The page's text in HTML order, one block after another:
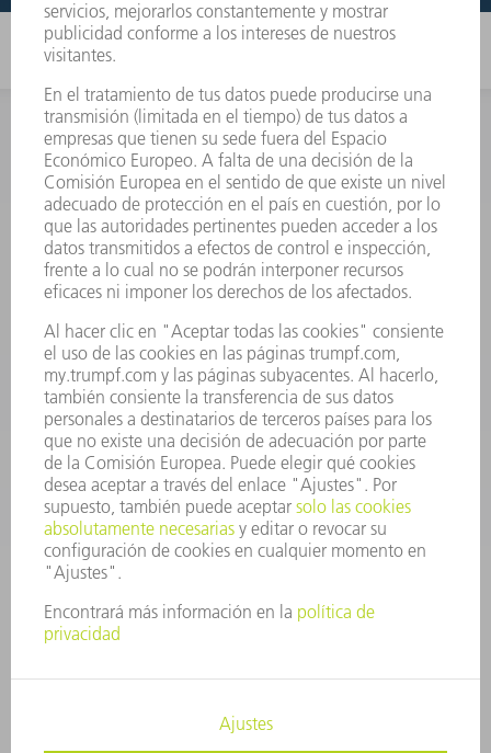
INFORMACIÓN
Preguntas más frecuentes
Condiciones generales de venta
CONTACTO
Departamento de Repuestos
+34 91 657 36 70
Viernes de 8h – 17h
repuestos@es.trumpf.com
CONTACTO
Departamento de Utillaje
+34 91 657 36 69
Lunes a Jueves de 8h – 18h
Viernes de 8h – 17h
utillaje@trumpf.com